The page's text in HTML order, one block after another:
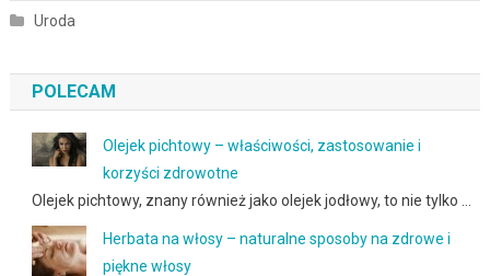
Uroda
POLECAM
Olejek pichtowy – właściwości, zastosowanie i
korzyści zdrowotne
Olejek pichtowy, znany również jako olejek jodłowy, to nie tylko …
Herbata na włosy – naturalne sposoby na zdrowe i
piękne włosy